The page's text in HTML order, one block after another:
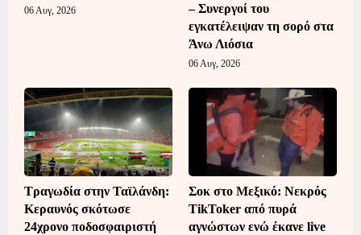
06 Αυγ, 2026
– Συνεργοί του
εγκατέλειψαν τη σορό στα
Άνω Λιόσια
06 Αυγ, 2026
Τραγωδία στην Ταϊλάνδη:
Κεραυνός σκότωσε
24χρονο ποδοσφαιριστή
Σοκ στο Μεξικό: Νεκρός
TikToker από πυρά
αγνώστων ενώ έκανε live